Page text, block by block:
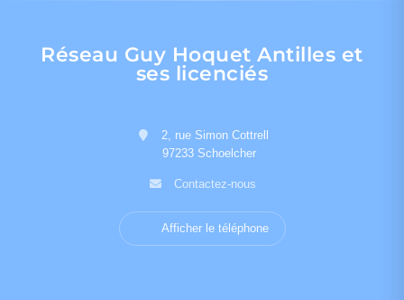
Réseau Guy Hoquet Antilles et
ses licenciés
2, rue Simon Cottrell
97233 Schoelcher
Contactez-nous
Afficher le téléphone